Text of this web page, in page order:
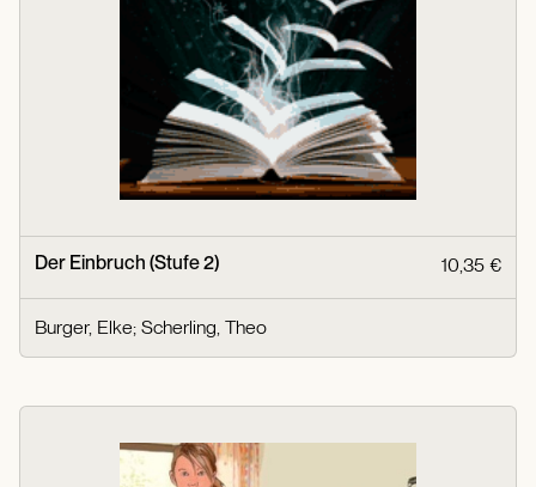
Der Einbruch (Stufe 2) 10,35 €
Burger, Elke; Scherling, Theo